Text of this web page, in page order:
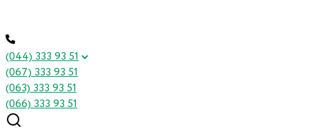
(044) 333 93 51
(067) 333 93 51
(063) 333 93 51
(066) 333 93 51